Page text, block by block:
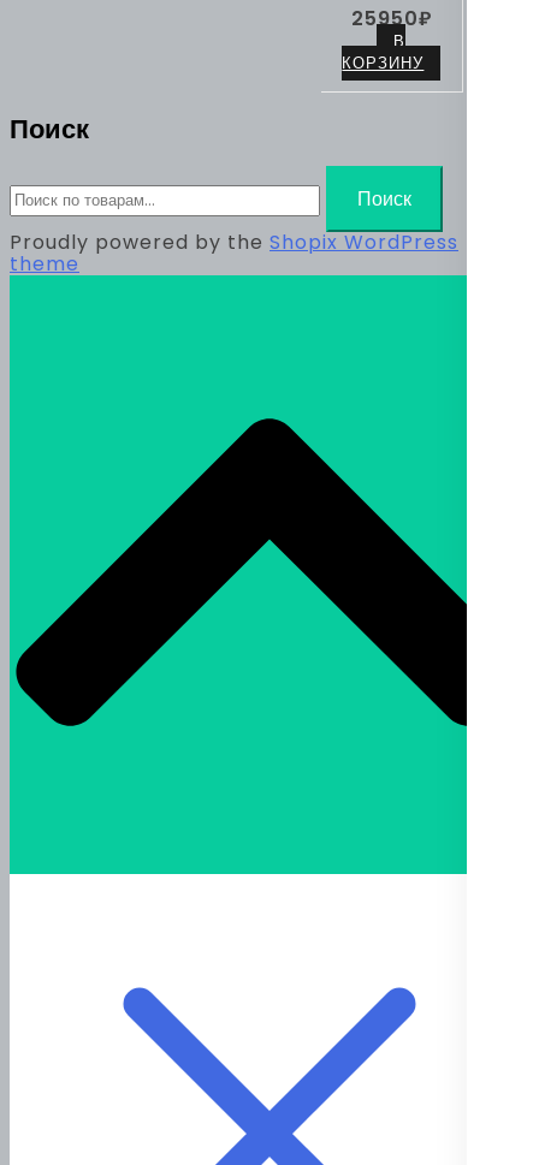
25950₽
В
КОРЗИНУ
Поиск
Поиск
Proudly powered by the Shopix WordPress
theme